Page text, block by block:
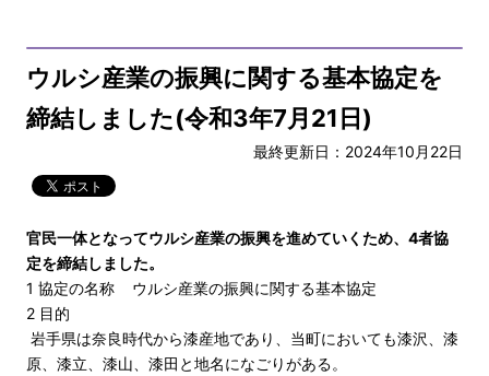
ウルシ産業の振興に関する基本協定を
締結しました(令和3年7月21日)
最終更新日：2024年10月22日
官民一体となってウルシ産業の振興を進めていくため、4者協
定を締結しました。
1 協定の名称 ウルシ産業の振興に関する基本協定
2 目的
岩手県は奈良時代から漆産地であり、当町においても漆沢、漆
原、漆立、漆山、漆田と地名になごりがある。